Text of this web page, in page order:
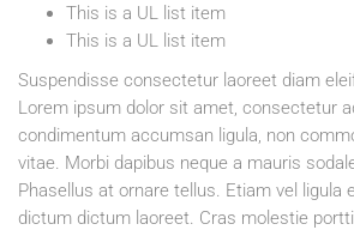
This is a UL list item
This is a UL list item
Suspendisse consectetur laoreet diam
Lorem ipsum dolor sit amet, consectetur
condimentum accumsan ligula, non
vitae. Morbi dapibus neque a mauris
Phasellus at ornare tellus. Etiam vel ligula
dictum dictum laoreet. Cras molestie